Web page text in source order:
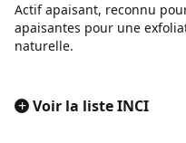
Actif apaisant, reconnu
apaisantes pour une
naturelle.
+ Voir la liste INCI